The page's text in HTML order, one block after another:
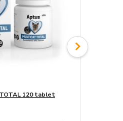
120 tablet